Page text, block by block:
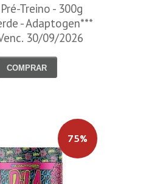
Treino - 300g
- Adaptogen***
30/09/2026
COMPRAR
75%